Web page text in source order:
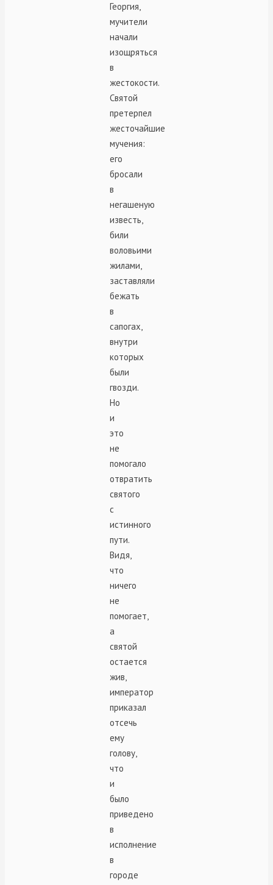
Георгия,
мучители
начали
изощряться
в
жестокости.
Святой
претерпел
жесточайшие
мучения:
его
бросали
в
негашеную
известь,
били
воловьими
жилами,
заставляли
бежать
в
сапогах,
внутри
которых
были
гвозди.
Но
и
это
не
помогало
отвратить
святого
с
истинного
пути.
Видя,
что
ничего
не
помогает,
а
святой
остается
жив,
император
приказал
отсечь
ему
голову,
что
и
было
приведено
в
исполнение
в
городе